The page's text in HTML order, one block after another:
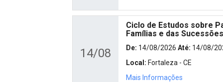
14/08
Ciclo de Estudos sobre
Famílias e das Sucessões
De: 14/08/2026 Até: 14/08/
Local: Fortaleza - CE
Mais Informações